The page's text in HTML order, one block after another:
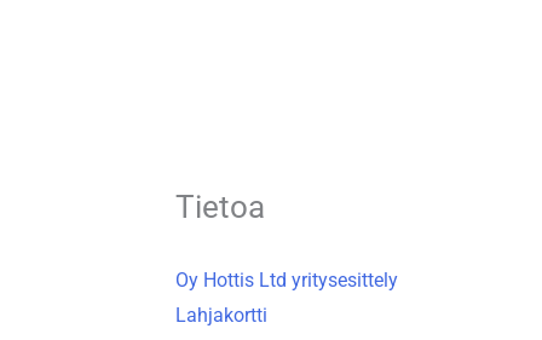
Tietoa
Oy Hottis Ltd yritysesittely
Lahjakortti